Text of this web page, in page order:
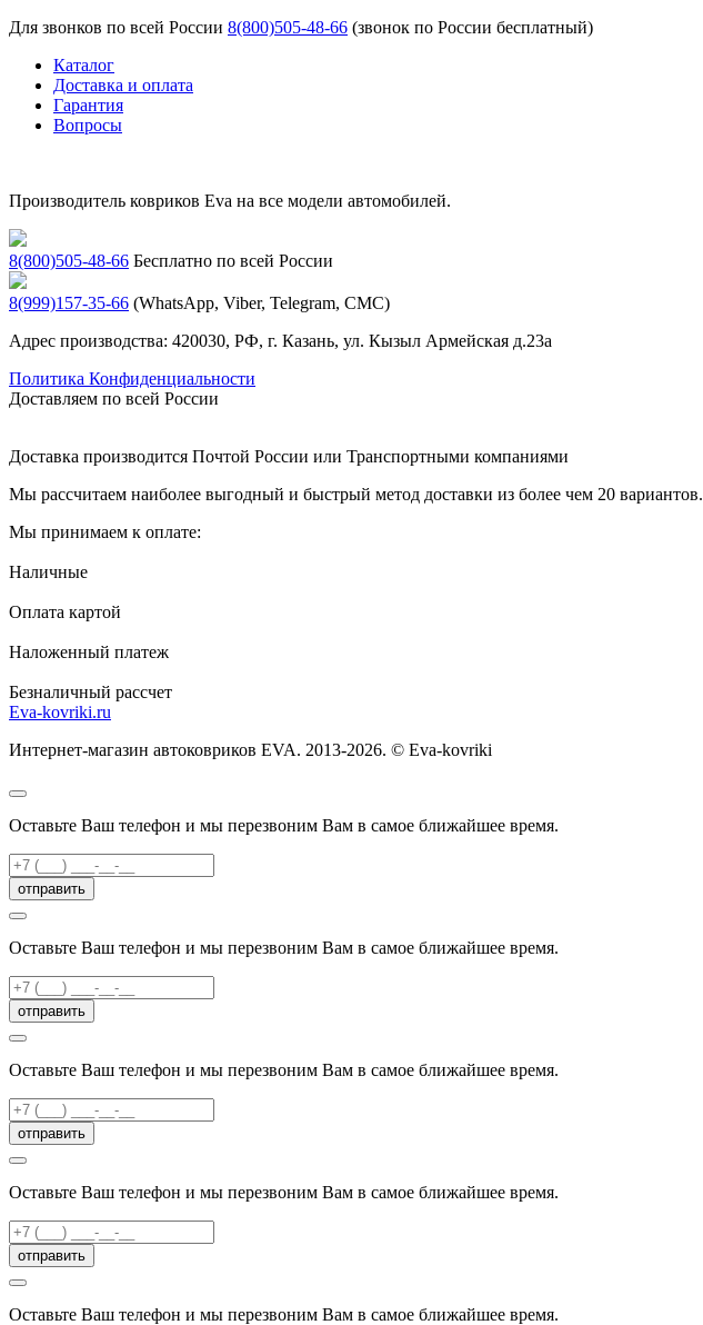
Для звонков по всей России 8(800)505-48-66 (звонок по России бесплатный)
Каталог
Доставка и оплата
Гарантия
Вопросы
Производитель ковриков Eva на все модели автомобилей.
8(800)505-48-66 Бесплатно по всей России
8(999)157-35-66 (WhatsApp, Viber, Telegram, СМС)
Адрес производства: 420030, РФ, г. Казань, ул. Кызыл Армейская д.23а
Политика Конфиденциальности
Доставляем по всей России
Доставка производится Почтой России или Транспортными компаниями
Мы рассчитаем наиболее выгодный и быстрый метод доставки из более чем 20 вариантов.
Мы принимаем к оплате:
Наличные
Оплата картой
Наложенный платеж
Безналичный рассчет
Eva-kovriki.ru
Интернет-магазин автоковриков EVA. 2013-2026. © Eva-kovriki
Оставьте Ваш телефон и мы перезвоним Вам в самое ближайшее время.
отправить
Оставьте Ваш телефон и мы перезвоним Вам в самое ближайшее время.
отправить
Оставьте Ваш телефон и мы перезвоним Вам в самое ближайшее время.
отправить
Оставьте Ваш телефон и мы перезвоним Вам в самое ближайшее время.
отправить
Оставьте Ваш телефон и мы перезвоним Вам в самое ближайшее время.